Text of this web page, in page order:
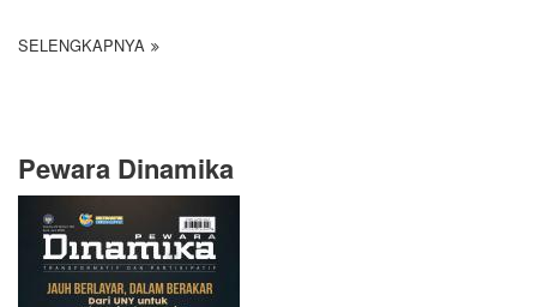
SELENGKAPNYA
Pewara Dinamika